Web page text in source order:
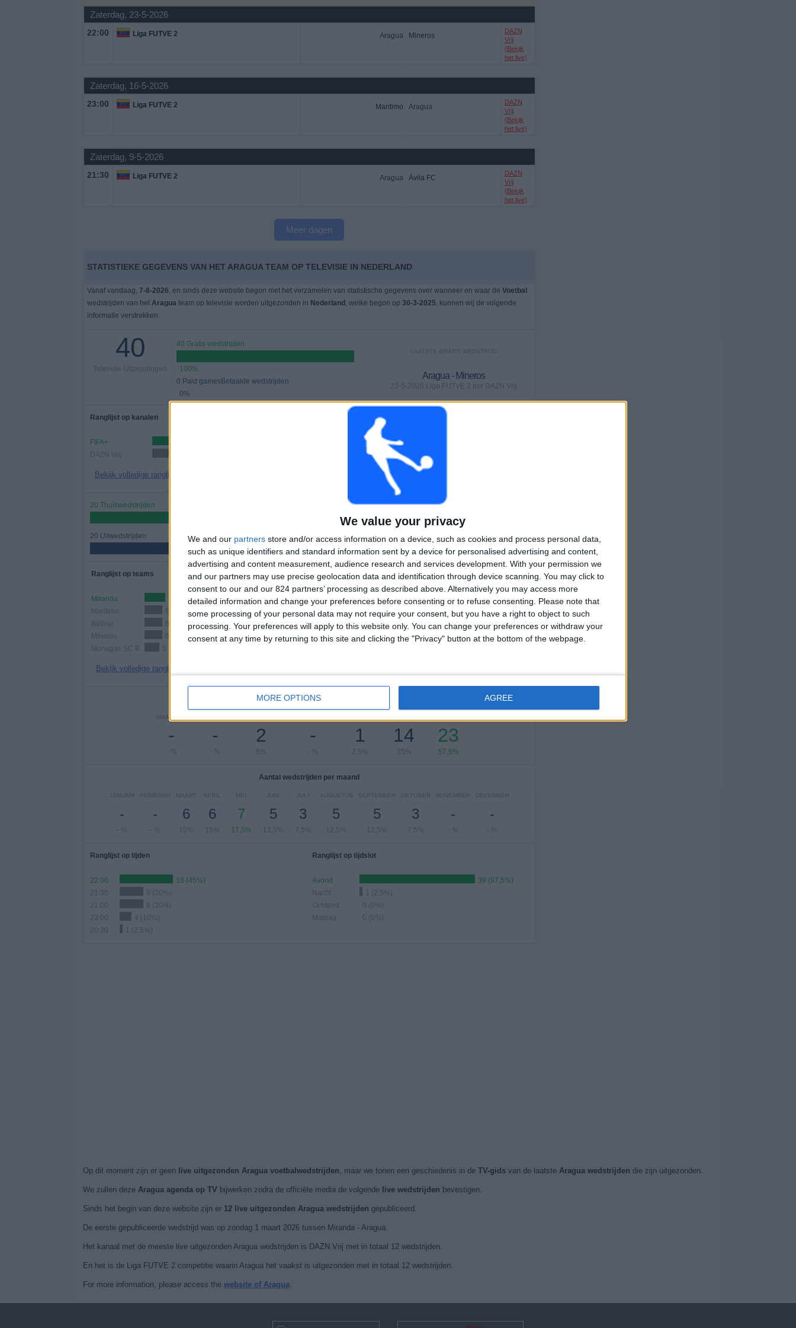
We value your privacy
We and our partners store and/or access information on a device, such as cookies and process personal data,
such as unique identifiers and standard information sent by a device for personalised advertising and content,
advertising and content measurement, audience research and services development. With your permission we
and our partners may use precise geolocation data and identification through device scanning. You may click to
consent to our and our 824 partners’ processing as described above. Alternatively you may access more
detailed information and change your preferences before consenting or to refuse consenting.
Please note that
some processing of your personal data may not require your consent, but you have a right to object to such
processing. Your preferences will apply to this website only. You can change your preferences or withdraw your
consent at any time by returning to this site and clicking the "Privacy" button at the bottom of the webpage.
MORE OPTIONS AGREE
Zaterdag, 23-5-2026
22:00 Liga FUTVE 2 Aragua Mineros
DAZN
Vrij
(Bekijk
het live)
Zaterdag, 16-5-2026
23:00 Liga FUTVE 2 Maritimo Aragua
DAZN
Vrij
(Bekijk
het live)
Zaterdag, 9-5-2026
21:30 Liga FUTVE 2 Aragua Ávila FC
DAZN
Vrij
(Bekijk
het live)
Meer dagen
STATISTIEKE GEGEVENS VAN HET ARAGUA TEAM OP TELEVISIE IN NEDERLAND
Vanaf vandaag, 7-8-2026, en sinds deze website begon met het verzamelen van statistische gegevens over wanneer en waar de Voetbal
wedstrijden van het Araguateam op televisie worden uitgezonden in Nederland , welke begon op 30-3-2025, kunnen wij de volgende
informatie verstrekken:
40
Televisie-Uitzendingen
40 Gratis wedstrijden
100%
0 Paid gamesBetaalde wedstrijden
0%
LAATSTE GRATIS WEDSTRIJD
Aragua - Mineros
23-5-2026 Liga FUTVE 2 por DAZN Vrij
Ranglijst op kanalen
FIFA+
DAZN Vrij
Bekijk volledige ranglijst
75
Zonder gratis
WEDSTRIJDEN
Aaneengeschakelde
20 Thuiswedstrijden
20 Uitwedstrijden
50%
Tegenstanders
7
VS Miranda
1
Ranglijst op teams
Miranda
7 (17,5%)
Maritimo
6 (15%)
Bolivar
6 (15%)
Mineros
6 (15%)
Monagas SC B
5 (12,5%)
Bekijk volledige ranglijst
Ranglijst op competities
Liga FUTVE 2 40 (100%)
Bekijk volledige ranglijst
Aantal wedstrijden per dag van de week
MAANDAG
-
- %
-
- %
2
5%
-
- %
1
2,5%
14
35%
23
57,5%
Aantal wedstrijden per maand
JANUARI
-
- %
FEBRUARI
-
- %
MAART
6
15%
APRIL
6
15%
MEI
7
17,5%
JUNI
5
12,5%
JULI
3
7,5%
AUGUSTUS
5
12,5%
SEPTEMBER
5
12,5%
OKTOBER
3
7,5%
NOVEMBER
-
- %
DECEMBER
-
- %
Ranglijst op tijden
22:00
18 (45%)
21:30
8 (20%)
21:00
8 (20%)
23:00
4 (10%)
20:30
1 (2,5%)
Ranglijst op tijdslot
Avond
39 (97,5%)
Nacht
1 (2,5%)
Ochtend
0 (0%)
Middag
0 (0%)
Op dit moment zijn er geen live uitgezonden Aragua voetbalwedstrijden, maar we tonen een geschiedenis in de TV-gidsvan de laatste Aragua wedstrijden die zijn uitgezonden.
We zullen deze Aragua agenda op TV bijwerken zodra de officiële media de volgende live wedstrijden bevestigen.
Sinds het begin van deze website zijn er 12 live uitgezonden Aragua wedstrijden gepubliceerd.
De eerste gepubliceerde wedstrijd was op zondag 1 maart 2026 tussen Miranda - Aragua.
Het kanaal met de meeste live uitgezonden Aragua wedstrijden is DAZN Vrij met in totaal 12 wedstrijden.
En het is de Liga FUTVE 2 competitie waarin Aragua het vaakst is uitgezonden met in totaal 12 wedstrijden.
For more information, please access the website of Aragua.